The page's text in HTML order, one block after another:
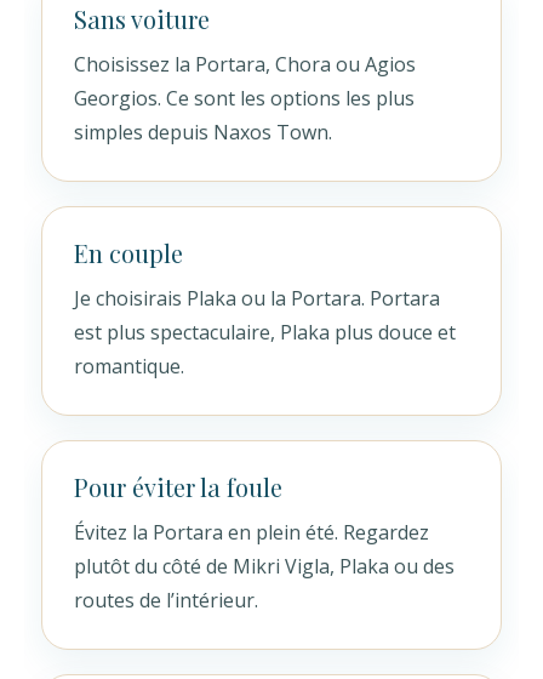
Sans voiture
Choisissez la Portara, Chora ou Agios
Georgios. Ce sont les options les plus
simples depuis Naxos Town.
En couple
Je choisirais Plaka ou la Portara. Portara
est plus spectaculaire, Plaka plus douce et
romantique.
Pour éviter la foule
Évitez la Portara en plein été. Regardez
plutôt du côté de Mikri Vigla, Plaka ou des
routes de l’intérieur.